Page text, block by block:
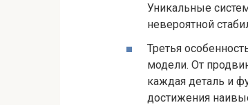
Уникальные
невероятной
Третья
модели. От
каждая деталь и
достижения